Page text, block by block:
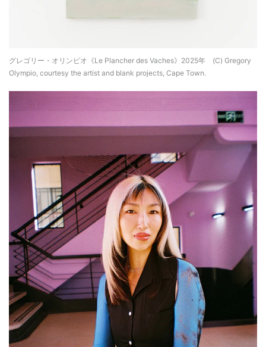
グレゴリー・オリンピオ《Le Plancher des Vaches》2025年 (C) Gregory
Olympio, courtesy the artist and blank projects, Cape Town.